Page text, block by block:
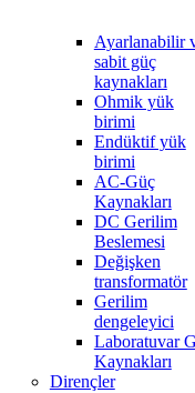
Ayarlanabilir
sabit güç
kaynakları
Ohmik yük
birimi
Endüktif yük
birimi
AC-Güç
Kaynakları
DC Gerilim
Beslemesi
Değişken
transformatör
Gerilim
dengeleyici
Laboratuvar
Kaynakları
Dirençler